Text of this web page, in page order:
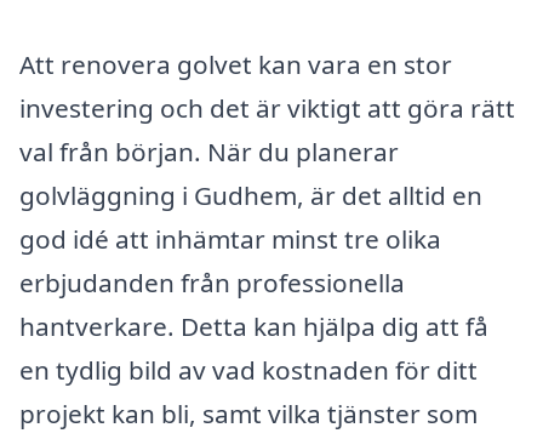
Att renovera golvet kan vara en stor
investering och det är viktigt att göra rätt
val från början. När du planerar
golvläggning i Gudhem, är det alltid en
god idé att inhämtar minst tre olika
erbjudanden från professionella
hantverkare. Detta kan hjälpa dig att få
en tydlig bild av vad kostnaden för ditt
projekt kan bli, samt vilka tjänster som